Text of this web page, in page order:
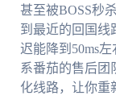
甚至被BOSS秒杀
到最近的回国线
迟能降到50ms
系番茄的售后团
化线路，让你重